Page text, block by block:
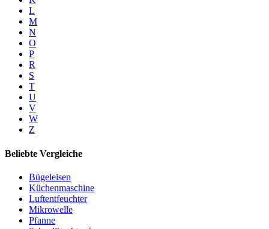
L
M
N
O
P
R
S
T
U
V
W
Z
Beliebte Vergleiche
Bügeleisen
Küchenmaschine
Luftentfeuchter
Mikrowelle
Pfanne